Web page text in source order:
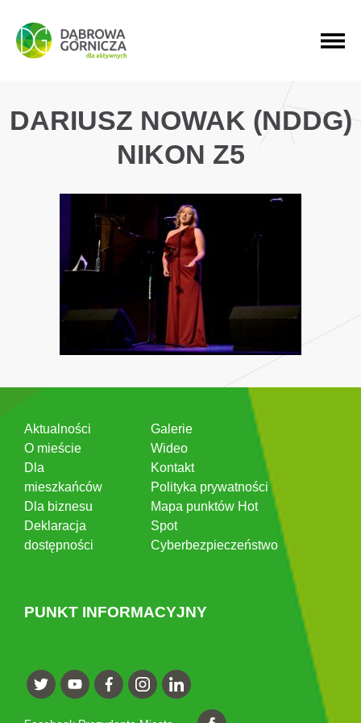
PRZEJDŹ DO MENU GŁÓWNEGO
PRZEJDŹ DO WYSZUKIWARKI
PRZEJDŹ DO TREŚCI
DARIUSZ NOWAK (NDDG)
NIKON Z5
Aktualności
O mieście
Dla
mieszkańców
Dla biznesu
Deklaracja
dostępności
Galerie
Wideo
Kontakt
Polityka prywatności
Mapa punktów Hot
Spot
Cyberbezpieczeństwo
PUNKT INFORMACYJNY